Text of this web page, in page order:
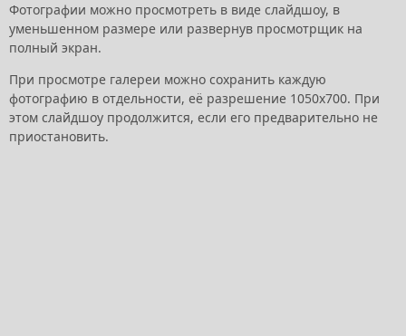
Фотографии можно просмотреть в виде слайдшоу, в
уменьшенном размере или развернув просмотрщик на
полный экран.
При просмотре галереи можно сохранить каждую
фотографию в отдельности, её разрешение 1050х700. При
этом слайдшоу продолжится, если его предварительно не
приостановить.